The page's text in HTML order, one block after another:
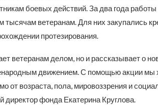
боевых действий. За два года работы
ветеранам. Для них закупались
протезирования.
ветеранам делом, но и рассказывает о
движением. С помощью акции мы
от возраста, пола, мировоззрения и
директор фонда Екатерина Круглова.